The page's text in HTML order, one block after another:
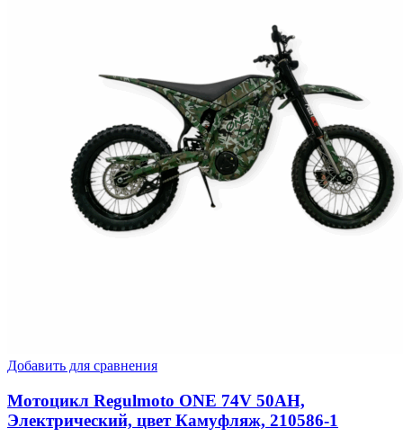
Добавить для сравнения
Мотоцикл Regulmoto ONE 74V 50AH,
Электрический, цвет Камуфляж, 210586-1